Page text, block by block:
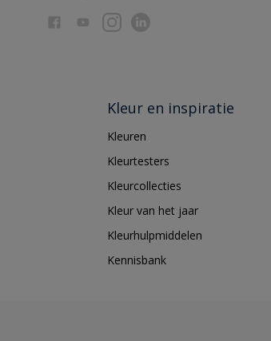
Kleur en inspiratie
Kleuren
Kleurtesters
Kleurcollecties
Kleur van het jaar
Kleurhulpmiddelen
Kennisbank